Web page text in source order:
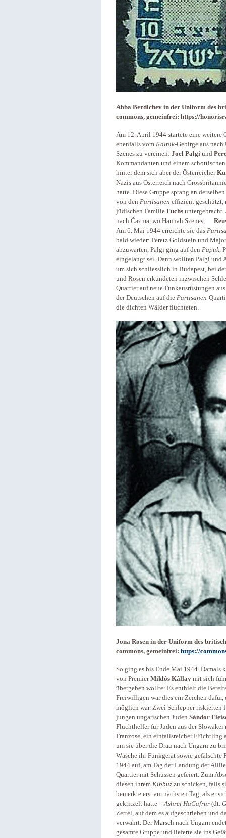
Abba Berdichev in der Uniform des
commons, gemeinfrei: https://
Am 12. April 1944 startete eine
ebenfalls vom Kalnik-Gebirge aus
Szenes zu vereinen: Joel Palgi und
Kommandanten und einem
hinter dem sich aber der Österreicher
Nazis aus Österreich nach
hatte. Diese Gruppe sprang an
von den Partisanen effizient geschützt,
jüdischen Familie Fuchs untergebracht.
nach Čazma, wo Hannah Szenes,
Am 6. Mai 1944 erreichte sie das
bald wieder: Peretz Goldstein und
abzuwarten, Palgi ging auf den Papuk,
eingelangt sei. Dann wollten Palgi und
um sich schliesslich in Budapest, bei
und Rosen erkundeten inzwischen
Quartier auf neue Funkausrüstungen
der Deutschen auf die Partisanen-
die dichten Wälder flüchteten.
Jona Rosen in der Uniform des
commons, gemeinfrei: https://
So ging es bis Ende Mai 1944. Damals
von PremierMiklós Kállay mit sich
übergeben wollte: Es enthielt die
Freiwilligen war dies ein Zeichen dafür,
möglich war. Zwei Schlepper riskierten
jungen ungarischen Juden Sándor
Fluchthelfer für Juden aus der
Franzose, ein einfallsreicher Flüchtling
um sie über die Drau nach Ungarn zu
Wäsche ihr Funkgerät sowie gefälschte
1944 auf, am Tag der Landung der
Quartier mit Schüssen gefeiert. Zum
diesen ihrem Kibbuz zu schicken, falls
bemerkte erst am nächsten Tag, als er
gekritzelt hatte –Ashrei HaGafrur (dt.
Zettel, auf dem es aufgeschrieben und
verwahrt. Der Marsch nach Ungarn
gesamte Gruppe und lieferte sie ins